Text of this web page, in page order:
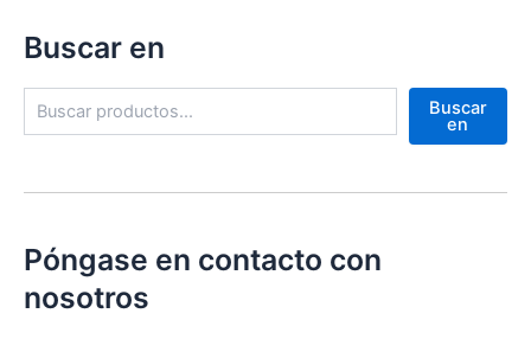
Buscar en
a
Buscar
en
Póngase en contacto con
nosotros